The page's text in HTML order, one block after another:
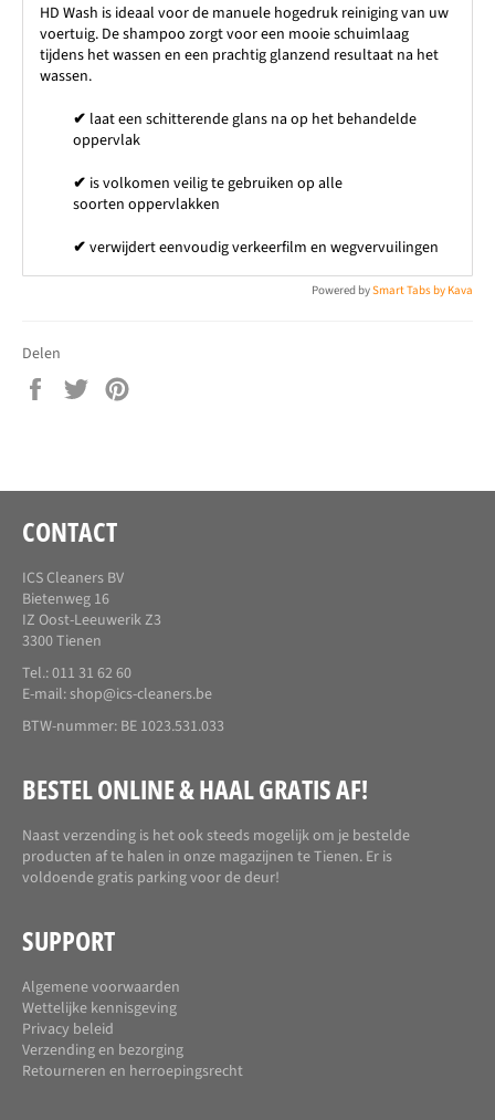
HD Wash is ideaal voor de manuele hogedruk reiniging van uw
voertuig. De shampoo zorgt voor een mooie schuimlaag
tijdens het wassen en een prachtig glanzend resultaat na het
wassen.
✔ laat een schitterende glans na op het behandelde
oppervlak
✔ is volkomen veilig te gebruiken op alle
soorten oppervlakken
✔ verwijdert eenvoudig verkeerfilm en wegvervuilingen
Powered bySmart Tabs by Kava
Delen
Delen
op
Twitteren
op
CONTACT
ICS Cleaners BV
Bietenweg 16
IZ Oost-Leeuwerik Z3
3300 Tienen
Tel.: 011 31 62 60
E-mail: shop@ics-cleaners.be
BTW-nummer: BE 1023.531.033
BESTEL ONLINE & HAAL GRATIS AF!
Naast verzending is het ook steeds mogelijk om je bestelde
producten af te halen in onze magazijnen te Tienen. Er is
voldoende gratis parking voor de deur!
SUPPORT
Algemene voorwaarden
Wettelijke kennisgeving
Privacy beleid
Verzending en bezorging
Retourneren en herroepingsrecht